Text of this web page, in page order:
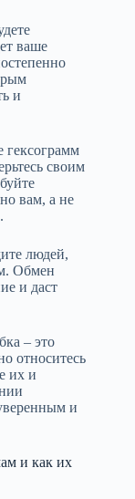
ваше
и
гексограмм
своим
вам, а не
людей,
Обмен
и даст
– это
относитесь
их и
и
и как их